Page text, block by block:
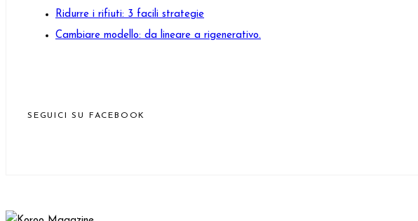
Ridurre i rifiuti: 3 facili strategie
Cambiare modello: da lineare a rigenerativo.
SEGUICI SU FACEBOOK